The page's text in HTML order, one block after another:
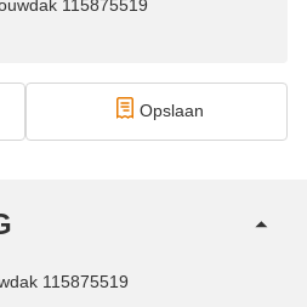
115875519
Opslaan
115875519